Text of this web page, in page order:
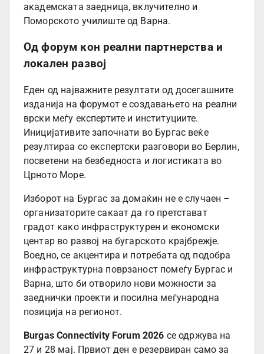
академската заедница, вклучително и
Поморското училиште од Варна.
Од форум кон реални партнерства и
локален развој
Еден од најважните резултати од досегашните
изданија на форумот е создавањето на реални
врски меѓу експертите и институциите.
Иницијативите започнати во Бургас веќе
резултираа со експертски разговори во Берлин,
посветени на безбедноста и логистиката во
Црното Море.
Изборот на Бургас за домаќин не е случаен –
организаторите сакаат да го претстават
градот како инфраструктурен и економски
центар во развој на бугарското крајбрежје.
Воедно, се акцентира и потребата од подобра
инфраструктурна поврзаност помеѓу Бургас и
Варна, што би отворило нови можности за
заеднички проекти и посилна меѓународна
позиција на регионот.
Burgas Connectivity Forum 2026 се одржува на
27 и 28 мај. Првиот ден е резервиран само за